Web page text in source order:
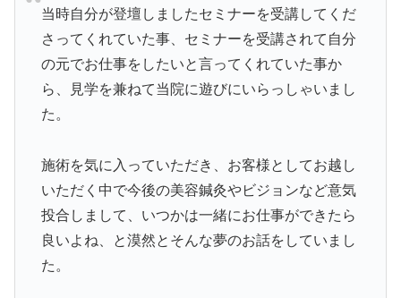
当時自分が登壇しましたセミナーを受講してくだ
さってくれていた事、セミナーを受講されて自分
の元でお仕事をしたいと言ってくれていた事か
ら、見学を兼ねて当院に遊びにいらっしゃいまし
た。
施術を気に入っていただき、お客様としてお越し
いただく中で今後の美容鍼灸やビジョンなど意気
投合しまして、いつかは一緒にお仕事ができたら
良いよね、と漠然とそんな夢のお話をしていまし
た。